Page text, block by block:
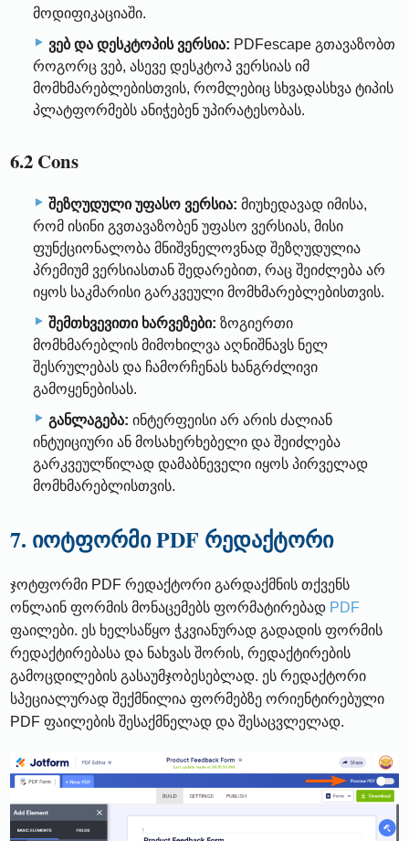
მოდიფიკაციაში.
ვებ და დესკტოპის ვერსია: PDFescape გთავაზობთ
როგორც ვებ, ასევე დესკტოპ ვერსიას იმ
მომხმარებლებისთვის, რომლებიც სხვადასხვა ტიპის
პლატფორმებს ანიჭებენ უპირატესობას.
6.2 Cons
შეზღუდული უფასო ვერსია: მიუხედავად იმისა,
რომ ისინი გვთავაზობენ უფასო ვერსიას, მისი
ფუნქციონალობა მნიშვნელოვნად შეზღუდულია
პრემიუმ ვერსიასთან შედარებით, რაც შეიძლება არ
იყოს საკმარისი გარკვეული მომხმარებლებისთვის.
შემთხვევითი ხარვეზები: ზოგიერთი
მომხმარებლის მიმოხილვა აღნიშნავს ნელ
შესრულებას და ჩამორჩენას ხანგრძლივი
გამოყენებისას.
განლაგება: ინტერფეისი არ არის ძალიან
ინტუიციური ან მოსახერხებელი და შეიძლება
გარკვეულწილად დამაბნეველი იყოს პირველად
მომხმარებლისთვის.
7. იოტფორმი PDF რედაქტორი
ჯოტფორმი PDF რედაქტორი გარდაქმნის თქვენს
ონლაინ ფორმის მონაცემებს ფორმატირებად PDF
ფაილები. ეს ხელსაწყო ჭკვიანურად გადადის ფორმის
რედაქტირებასა და ნახვას შორის, რედაქტირების
გამოცდილების გასაუმჯობესებლად. ეს რედაქტორი
სპეციალურად შექმნილია ფორმებზე ორიენტირებული
PDF ფაილების შესაქმნელად და შესაცვლელად.